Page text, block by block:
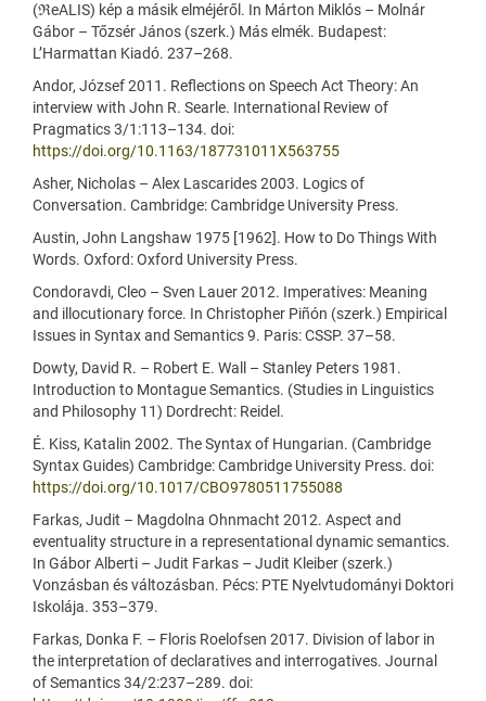
(ℜeALIS) kép a másik elméjéről. In Márton Miklós – Molnár
Gábor – Tőzsér János (szerk.) Más elmék. Budapest:
L’Harmattan Kiadó. 237–268.
Andor, József 2011. Reflections on Speech Act Theory: An
interview with John R. Searle. International Review of
Pragmatics 3/1:113–134. doi:
https://doi.org/10.1163/187731011X563755
Asher, Nicholas – Alex Lascarides 2003. Logics of
Conversation. Cambridge: Cambridge University Press.
Austin, John Langshaw 1975 [1962]. How to Do Things With
Words. Oxford: Oxford University Press.
Condoravdi, Cleo – Sven Lauer 2012. Imperatives: Meaning
and illocutionary force. In Christopher Piñón (szerk.) Empirical
Issues in Syntax and Semantics 9. Paris: CSSP. 37–58.
Dowty, David R. – Robert E. Wall – Stanley Peters 1981.
Introduction to Montague Semantics. (Studies in Linguistics
and Philosophy 11) Dordrecht: Reidel.
É. Kiss, Katalin 2002. The Syntax of Hungarian. (Cambridge
Syntax Guides) Cambridge: Cambridge University Press. doi:
https://doi.org/10.1017/CBO9780511755088
Farkas, Judit – Magdolna Ohnmacht 2012. Aspect and
eventuality structure in a representational dynamic semantics.
In Gábor Alberti – Judit Farkas – Judit Kleiber (szerk.)
Vonzásban és változásban. Pécs: PTE Nyelvtudományi Doktori
Iskolája. 353–379.
Farkas, Donka F. – Floris Roelofsen 2017. Division of labor in
the interpretation of declaratives and interrogatives. Journal
of Semantics 34/2:237–289. doi: